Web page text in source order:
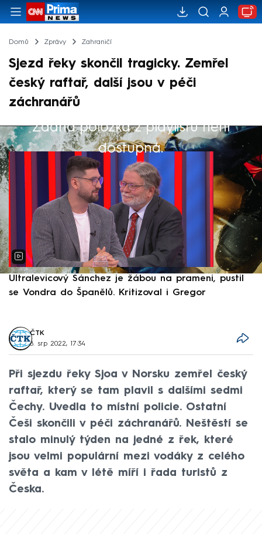
Domů Zprávy Zahraničí
Sjezd řeky skončil tragicky. Zemřel
český raftař, další jsou v péči
záchranářů
Žádná položka z playlistu není
dostupná.
Výběr redakce
Ultralevicový Sánchez je žábou na prameni, pustil
se Vondra do Španělů. Kritizoval i Gregor
ČTK
8. srp 2022, 17:34
Při sjezdu řeky Sjoa v Norsku zemřel český
raftař, který se tam plavil s dalšími sedmi
Čechy. Uvedla to místní policie. Ostatní
Češi skončili v péči záchranářů. Neštěstí se
stalo minulý týden na jedné z řek, které
jsou velmi populární mezi vodáky z celého
světa a kam v létě míří i řada turistů z
Česka.